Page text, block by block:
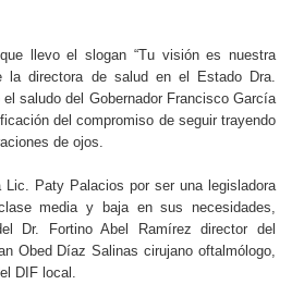
llevo el slogan “Tu visión es nuestra
la directora de salud en el Estado Dra.
saludo del Gobernador Francisco García
del compromiso de seguir trayendo
de ojos.
Lic. Paty Palacios por ser una legisladora
media y baja en sus necesidades,
Dr. Fortino Abel Ramírez director del
Obed Díaz Salinas cirujano oftalmólogo,
DIF local.